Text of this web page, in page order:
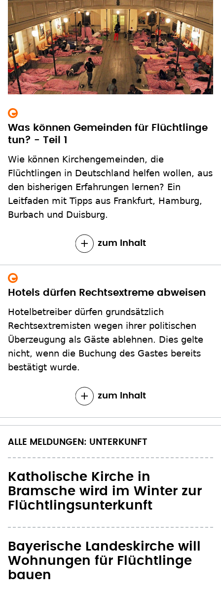
Was können Gemeinden für Flüchtlinge
tun? - Teil 1
Wie können Kirchengemeinden, die
Flüchtlingen in Deutschland helfen wollen, aus
den bisherigen Erfahrungen lernen? Ein
Leitfaden mit Tipps aus Frankfurt, Hamburg,
Burbach und Duisburg.
zum Inhalt
Hotels dürfen Rechtsextreme abweisen
Hotelbetreiber dürfen grundsätzlich
Rechtsextremisten wegen ihrer politischen
Überzeugung als Gäste ablehnen. Dies gelte
nicht, wenn die Buchung des Gastes bereits
bestätigt wurde.
zum Inhalt
ALLE MELDUNGEN: UNTERKUNFT
Katholische Kirche in
Bramsche wird im Winter zur
Flüchtlingsunterkunft
Bayerische Landeskirche will
Wohnungen für Flüchtlinge
bauen